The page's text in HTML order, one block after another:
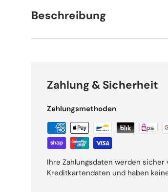
Beschreibung
Zahlung & Sicherheit
Zahlungsmethoden
Ihre Zahlungsdaten werden
Kreditkartendaten und haben